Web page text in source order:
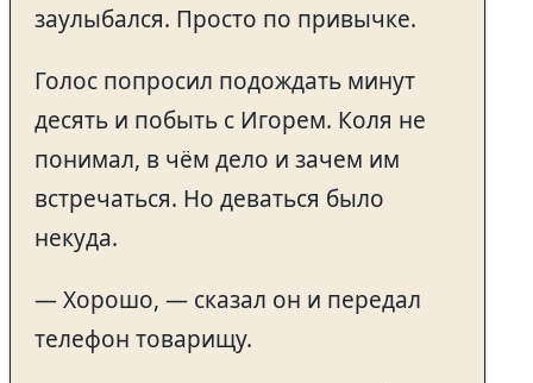
заулыбался. Просто по привычке.
Голос попросил подождать минут
десять и побыть с Игорем. Коля не
понимал, в чём дело и зачем им
встречаться. Но деваться было
некуда.
— Хорошо, — сказал он и передал
телефон товарищу.